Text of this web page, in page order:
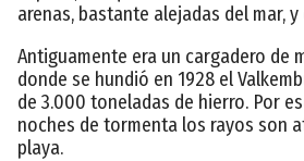
arenas, bastante alejadas del mar,
Antiguamente era un cargadero de
donde se hundió en 1928 el
de 3.000 toneladas de hierro. Por
noches de tormenta los rayos son
playa.